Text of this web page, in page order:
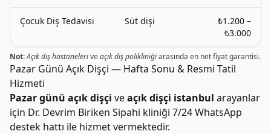
Çocuk Diş Tedavisi Süt dişi
₺1.200 –
₺3.000
Not:Açık diş hastaneleriveaçık diş polikliniğiarasında en net fiyat garantisi.
Pazar Günü Açık Dişçi — Hafta Sonu & Resmi Tatil
Hizmeti
Pazar günü açık dişçi veaçık dişçi istanbul arayanlar
için Dr. Devrim Biriken Sipahi kliniği 7/24 WhatsApp
destek hattı ile hizmet vermektedir.